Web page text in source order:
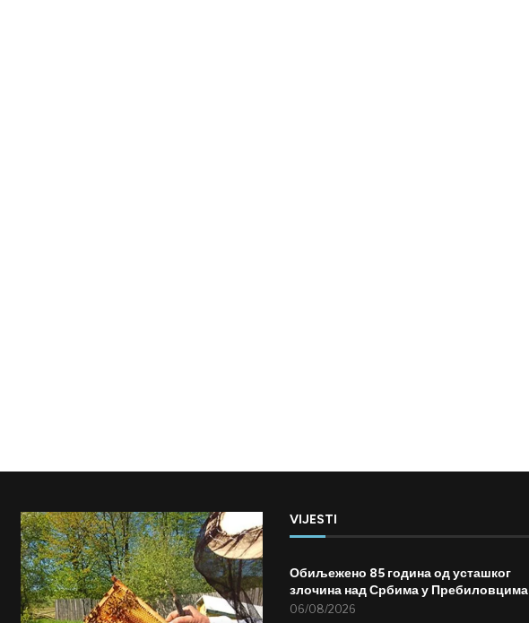
VIJESTI
Обиљежено 85 година од усташког
злочина над Србима у Пребиловцима
06/08/2026